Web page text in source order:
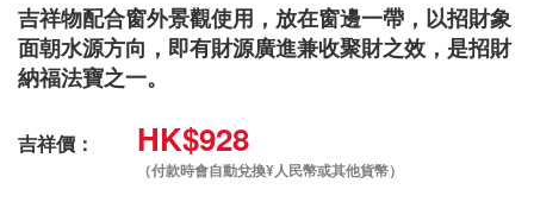
吉祥物配合窗外景觀使用，放在窗邊一帶，以招財象
面朝水源方向，即有財源廣進兼收聚財之效，是招財
納福法寶之一。
吉祥價： HK$928
（付款時會自動兌換¥人民幣或其他貨幣）